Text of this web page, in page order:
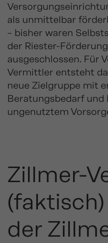
als unmittelbar
– bisher waren
der Riester-
ausgeschlossen. Für
Vermittler entsteht
neue Zielgruppe mit
Beratungsbedarf und
ungenutztem
Zillmer-
der